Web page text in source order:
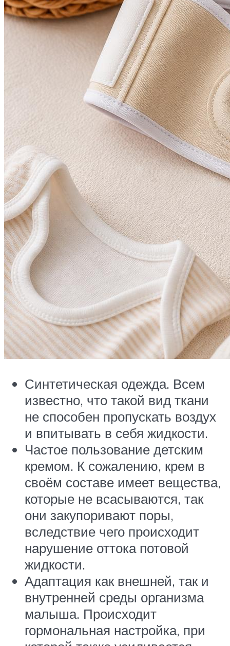
Синтетическая одежда. Всем
известно, что такой вид ткани
не способен пропускать воздух
и впитывать в себя жидкости.
Частое пользование детским
кремом. К сожалению, крем в
своём составе имеет вещества,
которые не всасываются, так
они закупоривают поры,
вследствие чего происходит
нарушение оттока потовой
жидкости.
Адаптация как внешней, так и
внутренней среды организма
малыша. Происходит
гормональная настройка, при